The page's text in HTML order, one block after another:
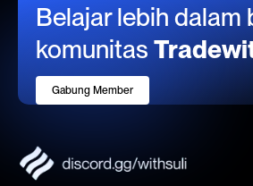
Belajar lebih dalam
komunitas
Gabung Member